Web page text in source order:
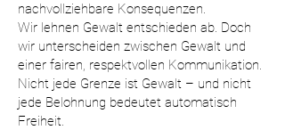
nachvollziehbare Konsequenzen.
Wir lehnen Gewalt entschieden ab. Doch
wir unterscheiden zwischen Gewalt und
einer fairen, respektvollen Kommunikation.
Nicht jede Grenze ist Gewalt – und nicht
jede Belohnung bedeutet automatisch
Freiheit.